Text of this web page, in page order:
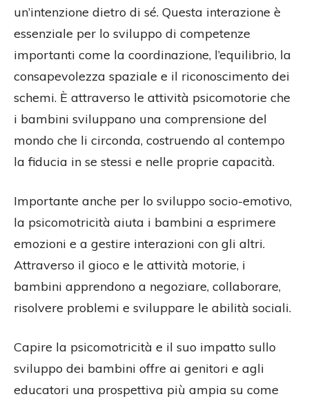
un’intenzione dietro di sé. Questa interazione è
essenziale per lo sviluppo di competenze
importanti come la coordinazione, l’equilibrio, la
consapevolezza spaziale e il riconoscimento dei
schemi. È attraverso le attività psicomotorie che
i bambini sviluppano una comprensione del
mondo che li circonda, costruendo al contempo
la fiducia in se stessi e nelle proprie capacità.
Importante anche per lo sviluppo socio-emotivo,
la psicomotricità aiuta i bambini a esprimere
emozioni e a gestire interazioni con gli altri.
Attraverso il gioco e le attività motorie, i
bambini apprendono a negoziare, collaborare,
risolvere problemi e sviluppare le abilità sociali.
Capire la psicomotricità e il suo impatto sullo
sviluppo dei bambini offre ai genitori e agli
educatori una prospettiva più ampia su come